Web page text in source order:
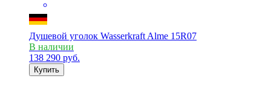
Душевой уголок Wasserkraft Alme 15R07
В наличии
138 290 руб.
Купить